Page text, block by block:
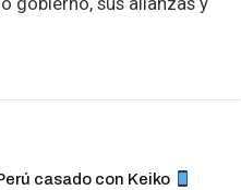
gobierno, sus alianzas y
casado con Keiko